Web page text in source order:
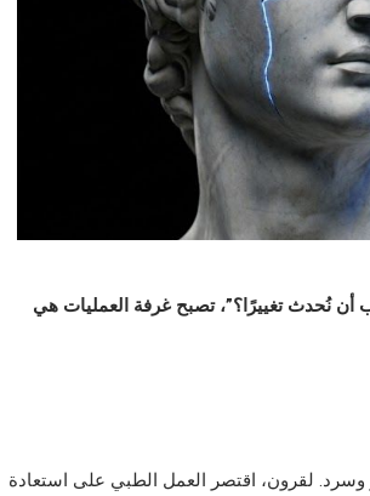
نُحدث تغييرًا؟”، تصبح غرفة العمليات هي
لقرون، اقتصر العمل الطبي على استعادة